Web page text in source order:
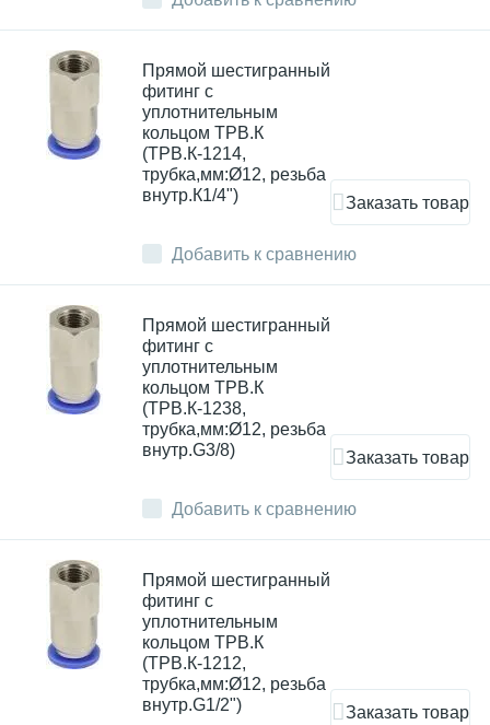
Добавить к сравнению
Прямой шестигранный
фитинг с
уплотнительным
кольцом ТРВ.К
(ТРВ.К-1214,
трубка,мм:Ø12, резьба
внутр.К1/4")
Заказать товар
Добавить к сравнению
Прямой шестигранный
фитинг с
уплотнительным
кольцом ТРВ.К
(ТРВ.К-1238,
трубка,мм:Ø12, резьба
внутр.G3/8)
Заказать товар
Прямой шестигранный
фитинг с
уплотнительным
кольцом ТРВ.К
(ТРВ.К-1212,
трубка,мм:Ø12, резьба
внутр.G1/2")
Заказать товар